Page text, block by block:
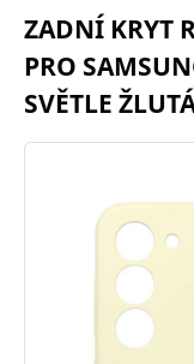
nacházíte:
ZADNÍ KRYT
PRO
SVĚTLE